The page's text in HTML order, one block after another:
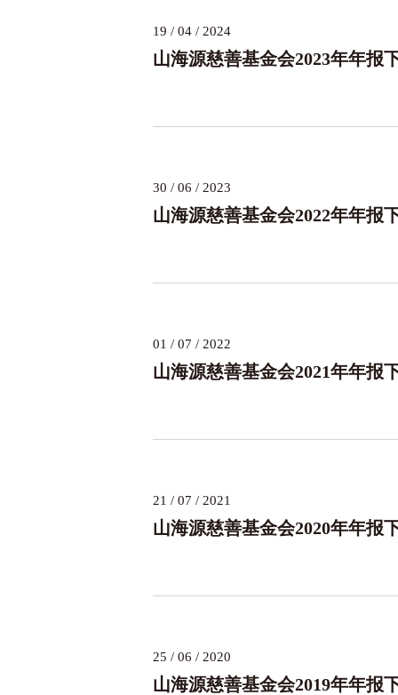
19 / 04 / 2024
山海源慈善基金会2023年年报
30 / 06 / 2023
山海源慈善基金会2022年年报
01 / 07 / 2022
山海源慈善基金会2021年年报
21 / 07 / 2021
山海源慈善基金会2020年年报
25 / 06 / 2020
山海源慈善基金会2019年年报